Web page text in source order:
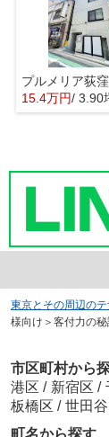
プルメリア荻窪
15.4万円/ 3.90
東京とその周辺の
様向け＞客付力の
市区町村から
港区 / 新宿区 /
板橋区 / 世田
町名から探す